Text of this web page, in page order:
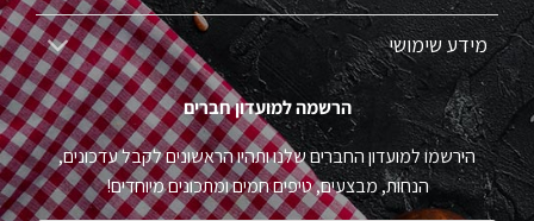
מידע שימושי
הרשמה למועדון חברים
הירשמו למועדון החברים שלנו ותהיו הראשונים לקבל עדכונים,
הנחות, מבצעים, טיפים חמים ומתכונים מיוחדים!